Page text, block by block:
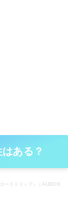
ある？
ーラドリップ』｜ALBION